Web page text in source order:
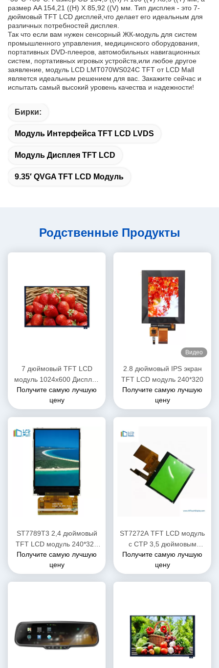
размер AA 154,21 ((H) X 85,92 ((V) мм. Тип дисплея - это 7-
дюймовый TFT LCD дисплей,что делает его идеальным для
различных потребностей дисплея.
Так что если вам нужен сенсорный ЖК-модуль для систем
промышленного управления, медицинского оборудования,
портативных DVD-плееров, автомобильных навигационных
систем, портативных игровых устройств,или любое другое
заявление, модуль LCD LMT070WS024C TFT от LCD Mall
является идеальным решением для вас. Закажите сейчас и
испытать самый высокий уровень качества и надежности!
Бирки:
Модуль Интерфейса TFT LCD LVDS
Модуль Дисплея TFT LCD
9.35′ QVGA TFT LCD Модуль
Родственные Продукты
7 дюймовый TFT LCD
модуль 1024x600 Дисплей
для автомобилей с CPT
Touch IPS широким углом
просмотра
Получите самую лучшую
цену
Видео
2.8 дюймовый IPS экран
TFT LCD модуль 240*320
Получите самую лучшую
цену
ST7789T3 2,4 дюймовый
TFT LCD модуль 240*320
разрешение 40 PIN
Получите самую лучшую
цену
ST7272A TFT LCD модуль
с CTP 3,5 дюймовым
сенсорным экраном RGB
интерфейс 480cd/M2
яркость
Получите самую лучшую
цену